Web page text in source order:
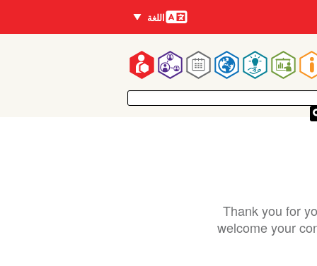
اللغات
اللغة
Thank you for
welcome your